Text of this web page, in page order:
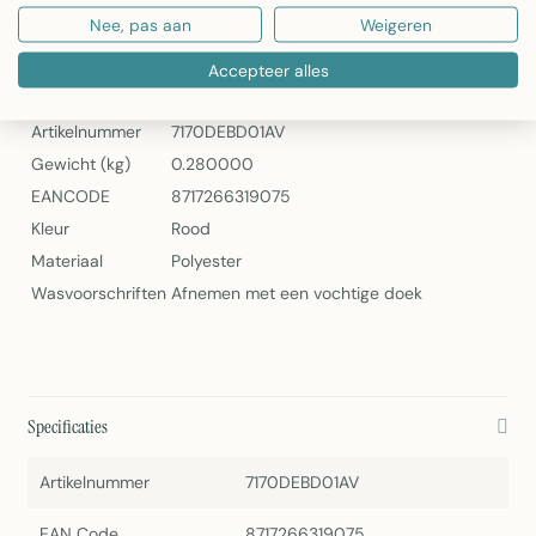
Banner Aileen – Rode Wanddecoratie van 2Lif
Artikelnummer
7170DEBD01AV
Gewicht (kg)
0.280000
EANCODE
8717266319075
Kleur
Rood
Materiaal
Polyester
Wasvoorschriften Afnemen met een vochtige doek
Specificaties
Artikelnummer 7170DEBD01AV
Nee, pas aan Weigeren
Accepteer alles